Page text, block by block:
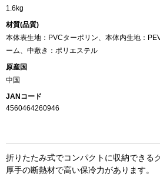
1.6kg
材質(品質)
本体表生地：PVCターポリン、本体内生地：
ーム、中敷き：ポリエステル
原産国
中国
JANコード
4560464260946
折りたたみ式でコンパクトに収納できる
厚手の断熱材で高い保冷力があります。